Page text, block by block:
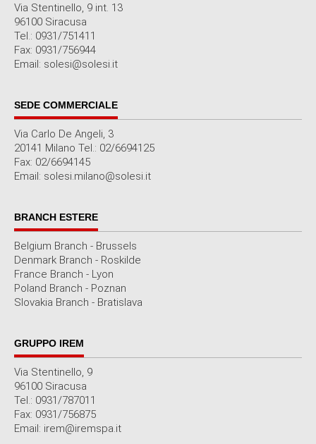
Via Stentinello, 9 int. 13
96100 Siracusa
Tel.: 0931/751411
Fax: 0931/756944
Email: solesi@solesi.it
SEDE COMMERCIALE
Via Carlo De Angeli, 3
20141 Milano Tel.: 02/6694125
Fax: 02/6694145
Email: solesi.milano@solesi.it
BRANCH ESTERE
Belgium Branch - Brussels
Denmark Branch - Roskilde
France Branch - Lyon
Poland Branch - Poznan
Slovakia Branch - Bratislava
GRUPPO IREM
Via Stentinello, 9
96100 Siracusa
Tel.: 0931/787011
Fax: 0931/756875
Email: irem@iremspa.it